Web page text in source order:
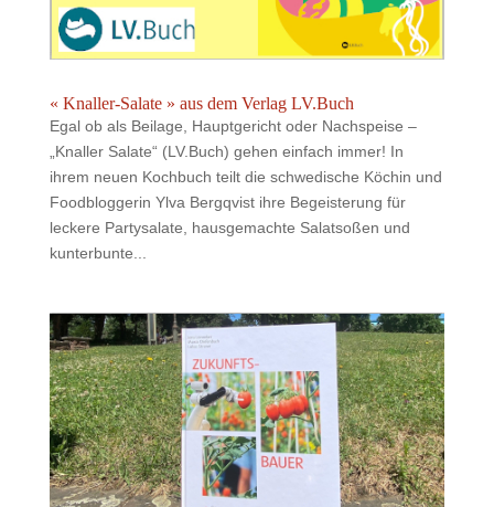
« Knaller-Salate » aus dem Verlag LV.Buch
Egal ob als Beilage, Hauptgericht oder Nachspeise –
„Knaller Salate“ (LV.Buch) gehen einfach immer! In
ihrem neuen Kochbuch teilt die schwedische Köchin und
Foodbloggerin Ylva Bergqvist ihre Begeisterung für
leckere Partysalate, hausgemachte Salatsoßen und
kunterbunte...